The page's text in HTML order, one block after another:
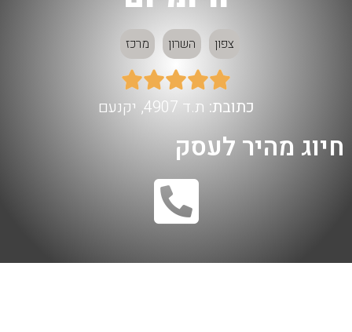
צפון השרון מרכז





כתובת: ת.ד 4907, יקנעם
חיוג מהיר לעסק